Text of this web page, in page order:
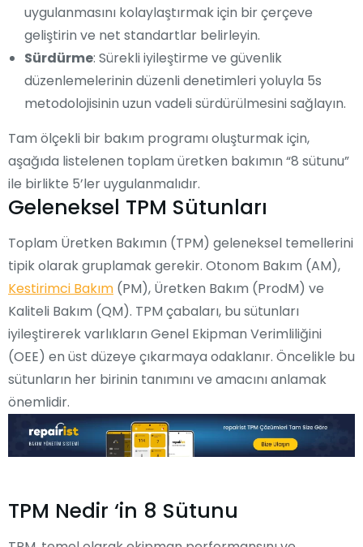
uygulanmasını kolaylaştırmak için bir çerçeve
geliştirin ve net standartlar belirleyin.
Sürdürme: Sürekli iyileştirme ve güvenlik
düzenlemelerinin düzenli denetimleri yoluyla 5s
metodolojisinin uzun vadeli sürdürülmesini sağlayın.
Tam ölçekli bir bakım programı oluşturmak için,
aşağıda listelenen toplam üretken bakımın “8 sütunu”
ile birlikte 5’ler uygulanmalıdır.
Geleneksel TPM Sütunları
Toplam Üretken Bakımın (TPM) geleneksel temellerini
tipik olarak gruplamak gerekir. Otonom Bakım (AM),
Kestirimci Bakım (PM), Üretken Bakım (ProdM) ve
Kaliteli Bakım (QM). TPM çabaları, bu sütunları
iyileştirerek varlıkların Genel Ekipman Verimliliğini
(OEE) en üst düzeye çıkarmaya odaklanır. Öncelikle bu
sütunların her birinin tanımını ve amacını anlamak
önemlidir.
TPM Nedir ‘in 8 Sütunu